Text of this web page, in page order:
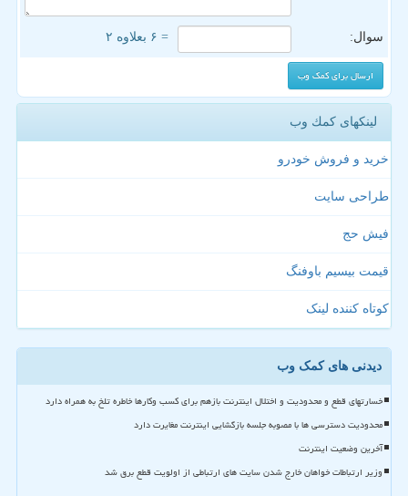
سوال: = ۶ بعلاوه ۲
لینکهای كمك وب
خرید و فروش خودرو
طراحی سایت
فیش حج
قیمت بیسیم باوفنگ
کوتاه کننده لینک
دیدنی های کمک وب
خسارتهای قطع و محدودیت و اختلال اینترنت بازهم برای کسب وکارها خاطره تلخ به همراه دارد
محدودیت دسترسی ها با مصوبه جلسه بازگشایی اینترنت مغایرت دارد
آخرین وضعیت اینترنت
وزیر ارتباطات خواهان خارج شدن سایت های ارتباطی از اولویت قطع برق شد